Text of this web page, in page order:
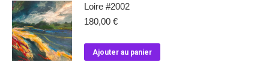
Loire #2002
180,00 €
Ajouter au panier